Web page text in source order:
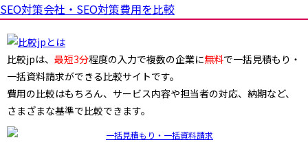
SEO対策会社・SEO対策費用を比較
比較jpは、 最短3分程度の入力で複数の企業に無料で一括見積もり・
一括資料請求ができる比較サイトです。
費用の比較はもちろん、サービス内容や担当者の対応、納期など、
さまざまな基準で比較できます。